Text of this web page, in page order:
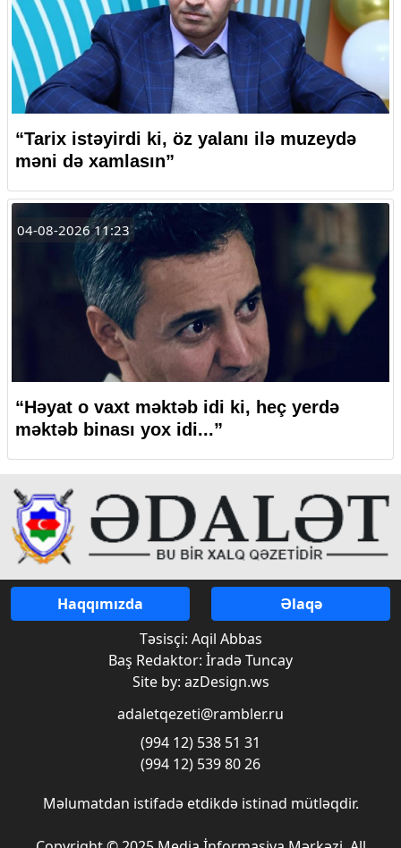
“Tarix istəyirdi ki, öz yalanı ilə muzeydə
məni də xamlasın”
04-08-2026 11:23
“Həyat o vaxt məktəb idi ki, heç yerdə
məktəb binası yox idi...”
Haqqımızda
Əlaqə
Təsisçi: Aqil Abbas
Baş Redaktor: İradə Tuncay
Site by: azDesign.ws
adaletqezeti@rambler.ru
(994 12) 538 51 31
(994 12) 539 80 26
Məlumatdan istifadə etdikdə istinad mütləqdir.